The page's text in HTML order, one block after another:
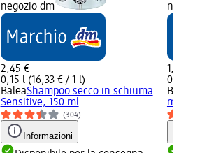
negozio dm
2,45 €
0,15 l (16,33 € / 1 l)
BaleaShampoo secco in schiuma
Sensitive, 150 ml
(304)
Informazioni
negozio dm
1,29 €
0,1 l (12,90
Balea
minitaglia,